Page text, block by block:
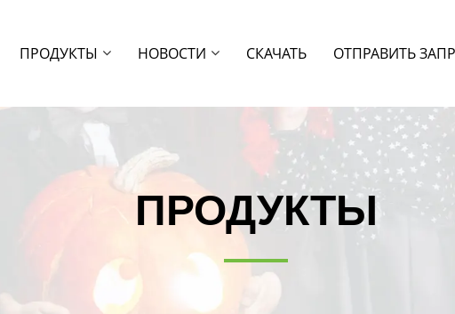
ПРОДУКТЫ НОВОСТИ СКАЧАТЬ ОТПРАВИТЬ
ПРОДУКТЫ